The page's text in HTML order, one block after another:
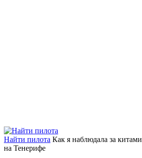
Найти пилота Как я наблюдала за китами
на Тенерифе